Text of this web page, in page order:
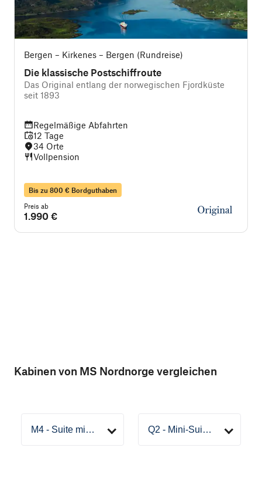
Bergen – Kirkenes – Bergen (Rundreise)
Die klassische Postschiffroute
Das Original entlang der norwegischen Fjordküste
seit 1893
Regelmäßige Abfahrten
12 Tage
34 Orte
Vollpension
Bis zu 800 € Bordguthaben
Preis ab
1.990 €
Kabinen von MS Nordnorge vergleichen